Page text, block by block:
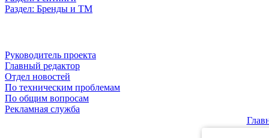
Раздел: Бренды и ТМ
Руководитель проекта
Главный редактор
Отдел новостей
По техническим проблемам
По общим вопросам
Рекламная служба